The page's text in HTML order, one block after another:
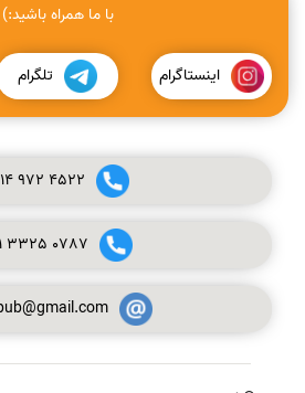
با ما همراه باشید:)
اینستاگرام تلگرام
972 4522
3325 0787